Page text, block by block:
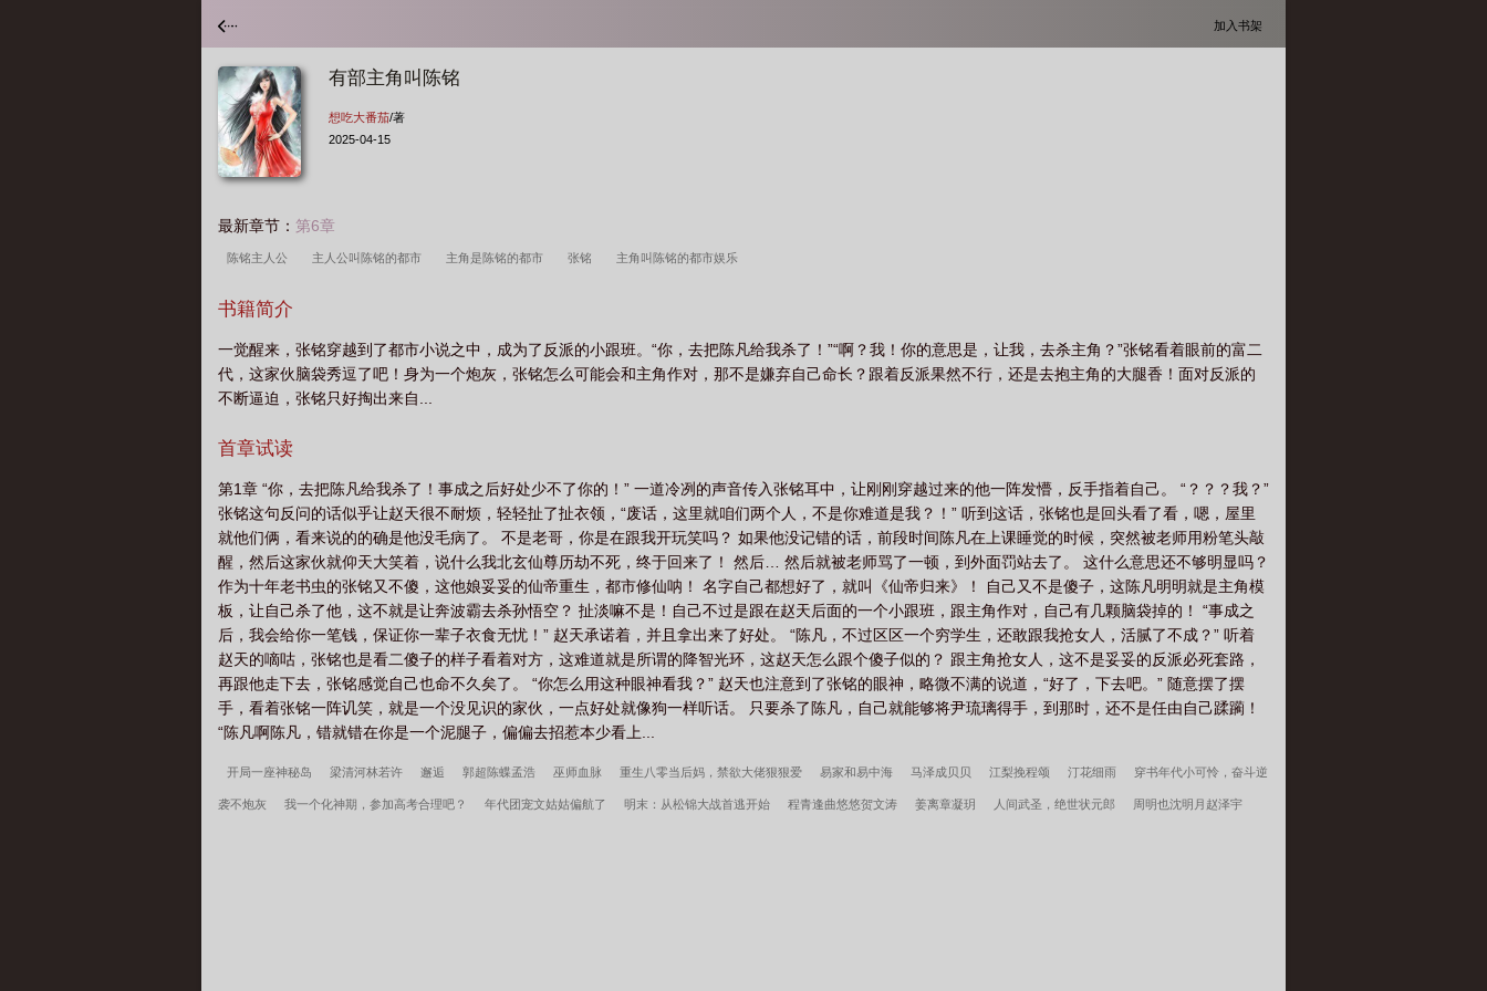
加入书架
有部主角叫陈铭
想吃大番茄/著
2025-04-15
最新章节： 第6章
陈铭主人公 主人公叫陈铭的都市 主角是陈铭的都市 张铭 主角叫陈铭的都市娱乐
书籍简介
一觉醒来，张铭穿越到了都市小说之中，成为了反派的小跟班。“你，去把陈凡给我杀了！”“啊？我！你的意思是，让我，去杀主角？”张铭看着眼前的富二
代，这家伙脑袋秀逗了吧！身为一个炮灰，张铭怎么可能会和主角作对，那不是嫌弃自己命长？跟着反派果然不行，还是去抱主角的大腿香！面对反派的
不断逼迫，张铭只好掏出来自...
首章试读
第1章 “你，去把陈凡给我杀了！事成之后好处少不了你的！” 一道冷冽的声音传入张铭耳中，让刚刚穿越过来的他一阵发懵，反手指着自己。 “？？？我？”
张铭这句反问的话似乎让赵天很不耐烦，轻轻扯了扯衣领，“废话，这里就咱们两个人，不是你难道是我？！” 听到这话，张铭也是回头看了看，嗯，屋里
就他们俩，看来说的的确是他没毛病了。 不是老哥，你是在跟我开玩笑吗？ 如果他没记错的话，前段时间陈凡在上课睡觉的时候，突然被老师用粉笔头敲
醒，然后这家伙就仰天大笑着，说什么我北玄仙尊历劫不死，终于回来了！ 然后… 然后就被老师骂了一顿，到外面罚站去了。 这什么意思还不够明显吗？
作为十年老书虫的张铭又不傻，这他娘妥妥的仙帝重生，都市修仙呐！ 名字自己都想好了，就叫《仙帝归来》！ 自己又不是傻子，这陈凡明明就是主角模
板，让自己杀了他，这不就是让奔波霸去杀孙悟空？ 扯淡嘛不是！自己不过是跟在赵天后面的一个小跟班，跟主角作对，自己有几颗脑袋掉的！ “事成之
后，我会给你一笔钱，保证你一辈子衣食无忧！” 赵天承诺着，并且拿出来了好处。 “陈凡，不过区区一个穷学生，还敢跟我抢女人，活腻了不成？” 听着
赵天的嘀咕，张铭也是看二傻子的样子看着对方，这难道就是所谓的降智光环，这赵天怎么跟个傻子似的？ 跟主角抢女人，这不是妥妥的反派必死套路，
再跟他走下去，张铭感觉自己也命不久矣了。 “你怎么用这种眼神看我？” 赵天也注意到了张铭的眼神，略微不满的说道，“好了，下去吧。” 随意摆了摆
手，看着张铭一阵讥笑，就是一个没见识的家伙，一点好处就像狗一样听话。 只要杀了陈凡，自己就能够将尹琉璃得手，到那时，还不是任由自己蹂躏！
“陈凡啊陈凡，错就错在你是一个泥腿子，偏偏去招惹本少看上...
开局一座神秘岛 梁清河林若许 邂逅 郭超陈蝶孟浩 巫师血脉 重生八零当后妈，禁欲大佬狠狠爱 易家和易中海 马泽成贝贝 江梨挽程颂 汀花细雨 穿书年代小可怜，奋斗逆
袭不炮灰 我一个化神期，参加高考合理吧？ 年代团宠文姑姑偏航了 明末：从松锦大战首逃开始 程青逢曲悠悠贺文涛 姜离章凝玥 人间武圣，绝世状元郎 周明也沈明月赵泽宇